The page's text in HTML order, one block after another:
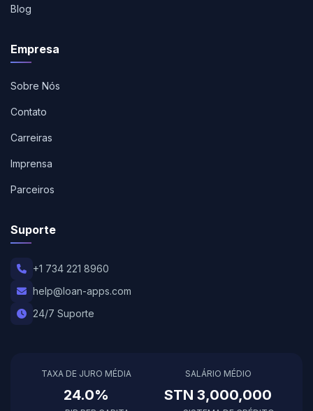
Blog
Empresa
Sobre Nós
Contato
Carreiras
Imprensa
Parceiros
Suporte
+1 734 221 8960
help@loan-apps.com
24/7 Suporte
TAXA DE JURO MÉDIA
24.0%
SALÁRIO MÉDIO
STN 3,000,000